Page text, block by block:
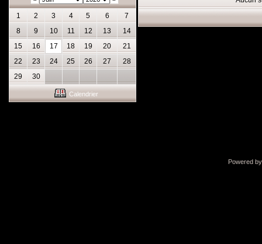
1 2 3 4 5 6
7
8
9 10 11 12 13
14
15
16 17 18 19 20
21
22
23 24 25 26 27
28
29
30
Calendrier
Powered